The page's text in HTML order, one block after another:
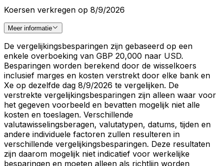
Koersen verkregen op 8/9/2026
Meer informatie
De vergelijkingsbesparingen zijn gebaseerd op een
enkele overboeking van GBP 20,000 naar USD.
Besparingen worden berekend door de wisselkoers
inclusief marges en kosten verstrekt door elke bank en
Xe op dezelfde dag 8/9/2026 te vergelijken. De
verstrekte vergelijkingsbesparingen zijn alleen waar voor
het gegeven voorbeeld en bevatten mogelijk niet alle
kosten en toeslagen. Verschillende
valutawisselingsberagen, valutatypen, datums, tijden en
andere individuele factoren zullen resulteren in
verschillende vergelijkingsbesparingen. Deze resultaten
zijn daarom mogelijk niet indicatief voor werkelijke
besparingen en moeten alleen als richtlijn worden